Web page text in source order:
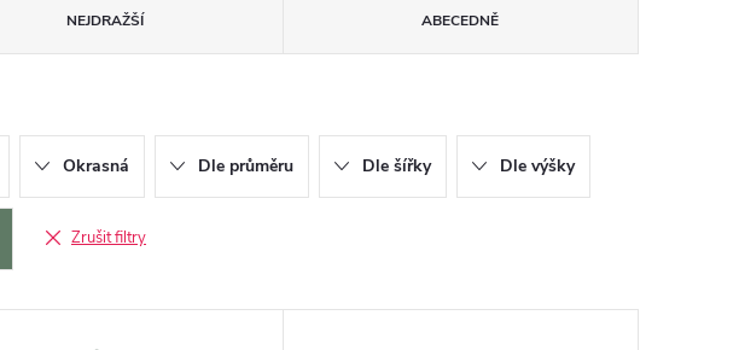
NEJDRAŽŠÍ ABECEDNĚ
Okrasná Dle průměru Dle šířky Dle výšky
Zrušit filtry